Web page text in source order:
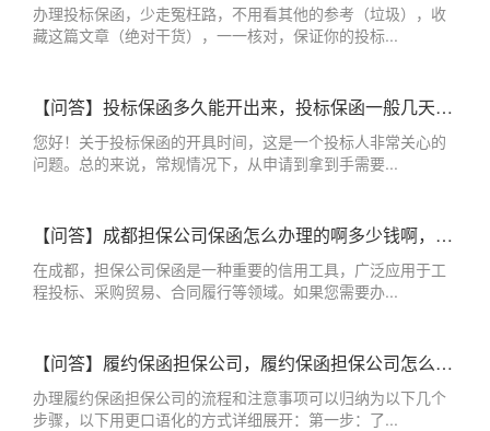
办理投标保函，少走冤枉路，不用看其他的参考（垃圾），收
藏这篇文章（绝对干货），一一核对，保证你的投标...
【问答】投标保函多久能开出来，投标保函一般几天出来？
您好！关于投标保函的开具时间，这是一个投标人非常关心的
问题。总的来说，常规情况下，从申请到拿到手需要...
【问答】成都担保公司保函怎么办理的啊多少钱啊，成都办理保函的担保公司
在成都，担保公司保函是一种重要的信用工具，广泛应用于工
程投标、采购贸易、合同履行等领域。如果您需要办...
【问答】履约保函担保公司，履约保函担保公司怎么办理
办理履约保函担保公司的流程和注意事项可以归纳为以下几个
步骤，以下用更口语化的方式详细展开：第一步：了...